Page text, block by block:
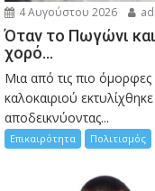
4 Αυγούστου 2026
Όταν το Πωγώνι
χορό…
Μια από τις πιο
καλοκαιριού
αποδεικνύοντας...
Επικαιρότητα Πολιτισμός